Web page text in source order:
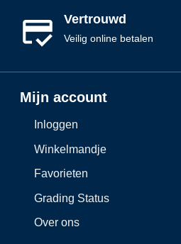
Vertrouwd
Veilig online betalen
Mijn account
Inloggen
Winkelmandje
Favorieten
Grading Status
Over ons